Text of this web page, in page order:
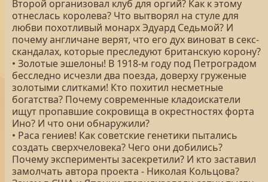
Второй организовал клуб для оргий? Как к этому
отнеслась королева? Что вытворял на стуле для
любви похотливый монарх Эдуард Седьмой? И
почему англичане верят, что его дух виноват в секс-
скандалах, которые преследуют британскую корону?
• Золотые эшелоны! В 1918-м году под Петроградом
бесследно исчезли два поезда, доверху груженые
золотыми слитками! Кто похитил несметные
богатства? Почему современные кладоискатели
ищут пропавшие сокровища в окрестностях форта
Ино? И что они обнаружили?
• Раса гениев! Как советские генетики пытались
создать сверхчеловека? Чего они добились?
Почему эксперименты засекретили? И кто заставил
замолчать автора проекта - Николая Кольцова?